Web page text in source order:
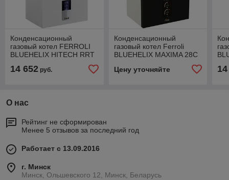
Конденсационный
газовый котел FERROLI
BLUEHELIX HITECH RRT
14 652 руб.
Конденсационный
газовый котел Ferroli
BLUEHELIX MAXIMA 28C
Цену уточняйте
О нас
Рейтинг не сформирован
Менее 5 отзывов за последний год
Работает с 13.09.2016
г. Минск
Минск, Ольшевского 12, Минск, Беларусь